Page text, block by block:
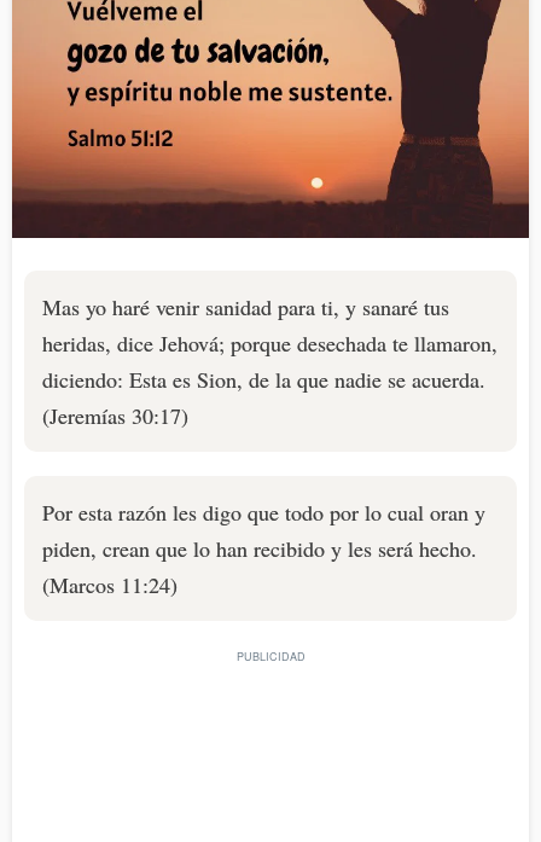
Mas yo haré venir sanidad para ti, y sanaré tus
heridas, dice Jehová; porque desechada te llamaron,
diciendo: Esta es Sion, de la que nadie se acuerda.
(Jeremías 30:17)
Por esta razón les digo que todo por lo cual oran y
piden, crean que lo han recibido y les será hecho.
(Marcos 11:24)